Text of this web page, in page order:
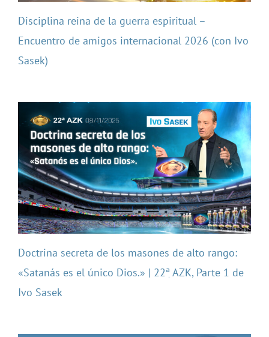
Disciplina reina de la guerra espiritual –
Encuentro de amigos internacional 2026 (con Ivo
Sasek)
Doctrina secreta de los masones de alto rango:
«Satanás es el único Dios.» | 22ٖª AZK, Parte 1 de
Ivo Sasek